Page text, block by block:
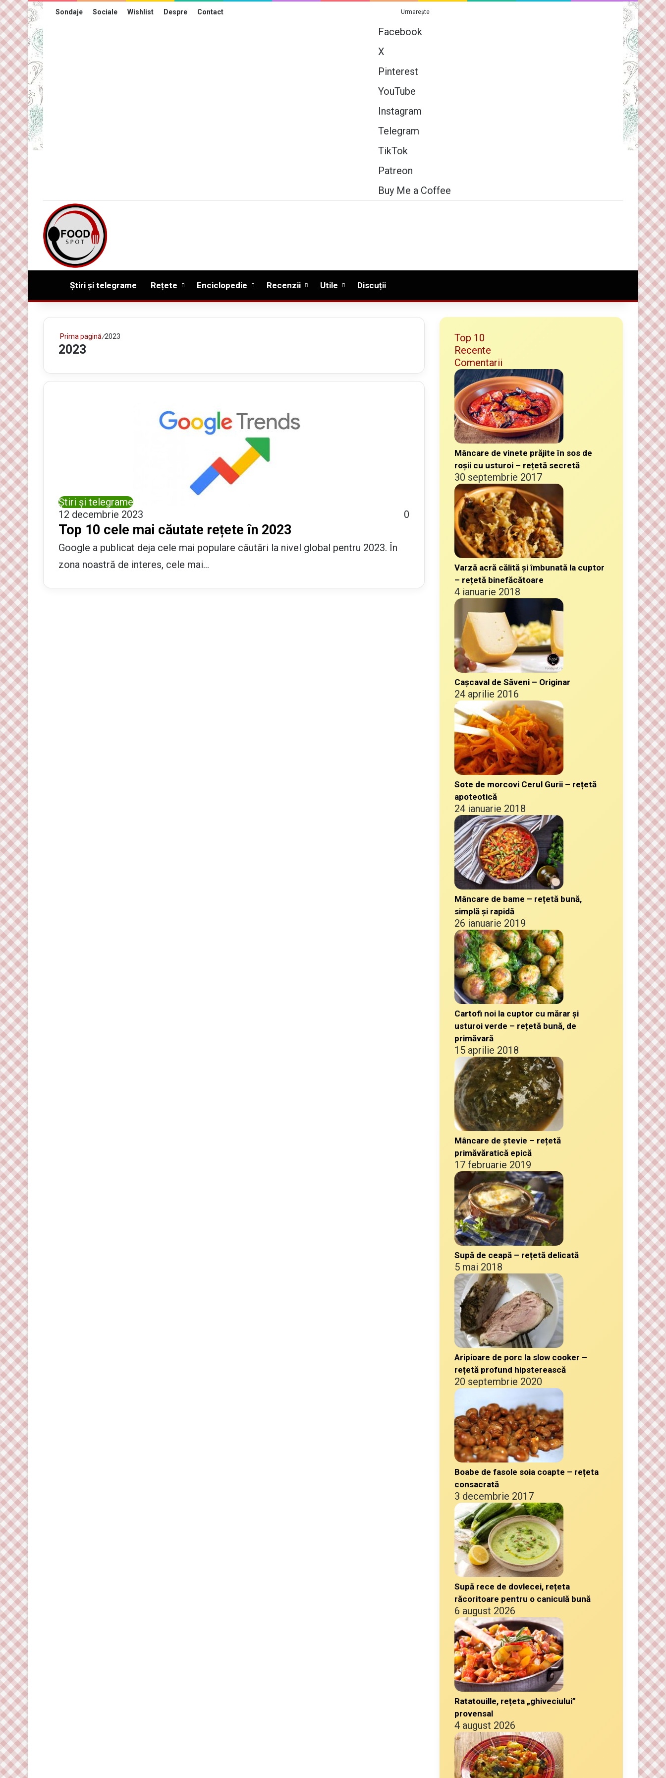
Sondaje Sociale Wishlist Despre Contact Urmarește
Facebook
X
Pinterest
YouTube
Instagram
Telegram
TikTok
Patreon
Buy Me a Coffee
Prima pagină
Știri și telegrame Rețete Enciclopedie Recenzii Utile Discuții Random Article
Caută ceva
Prima pagină/2023
2023
Știri și telegrame
12 decembrie 2023
0
Top 10 cele mai căutate rețete în 2023
Google a publicat deja cele mai populare căutări la nivel global pentru 2023. În
zona noastră de interes, cele mai…
Top 10
Recente
Comentarii
Mâncare de vinete prăjite în sos de
roșii cu usturoi – rețetă secretă
30 septembrie 2017
Varză acră călită și îmbunată la cuptor
– rețetă binefăcătoare
4 ianuarie 2018
Cașcaval de Săveni – Originar
24 aprilie 2016
Sote de morcovi Cerul Gurii – rețetă
apoteotică
24 ianuarie 2018
Mâncare de bame – rețetă bună,
simplă și rapidă
26 ianuarie 2019
Cartofi noi la cuptor cu mărar și
usturoi verde – rețetă bună, de
primăvară
15 aprilie 2018
Mâncare de ștevie – rețetă
primăvăratică epică
17 februarie 2019
Supă de ceapă – rețetă delicată
5 mai 2018
Aripioare de porc la slow cooker –
rețetă profund hipsterească
20 septembrie 2020
Boabe de fasole soia coapte – rețeta
consacrată
3 decembrie 2017
Supă rece de dovlecei, rețeta
răcoritoare pentru o caniculă bună
6 august 2026
Ratatouille, rețeta „ghiveciului”
provensal
4 august 2026